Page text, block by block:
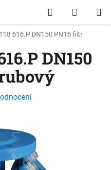
Hledat
KOŠÍK
616.P DN150 PN16 filtr
DN150